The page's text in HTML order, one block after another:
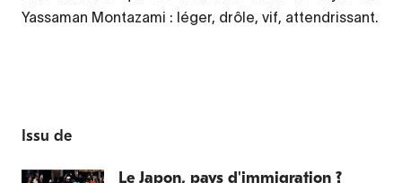
Yassaman Montazami : léger, drôle, vif, attendrissant.
Issu de
Le Japon, pays d'immigration ?